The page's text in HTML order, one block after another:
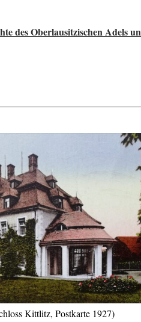
des Oberlausitzischen Adels
Kittlitz, Postkarte 1927)